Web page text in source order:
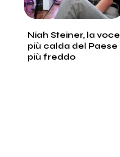
Niah Steiner, la voce
più calda del Paese
più freddo